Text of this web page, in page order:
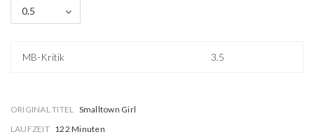
0.5
MB-Kritik 3.5
ORIGINAL TITEL Smalltown Girl
LAUFZEIT 122 Minuten